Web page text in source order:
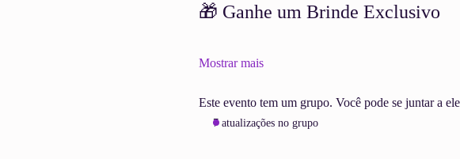
🎁 Ganhe um Brinde Exclusivo
Mostrar mais
Este evento tem um grupo. Você pode se juntar a
7 atualizações no grupo